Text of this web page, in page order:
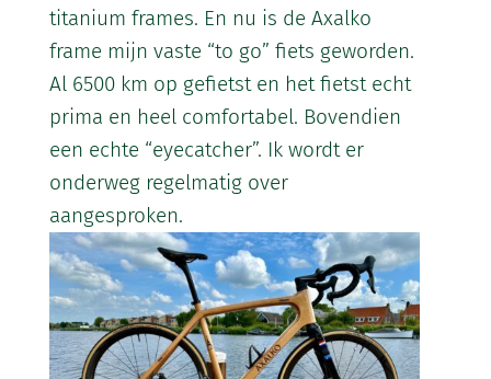
titanium frames. En nu is de Axalko
frame mijn vaste “to go” fiets geworden.
Al 6500 km op gefietst en het fietst echt
prima en heel comfortabel. Bovendien
een echte “eyecatcher”. Ik wordt er
onderweg regelmatig over
aangesproken.